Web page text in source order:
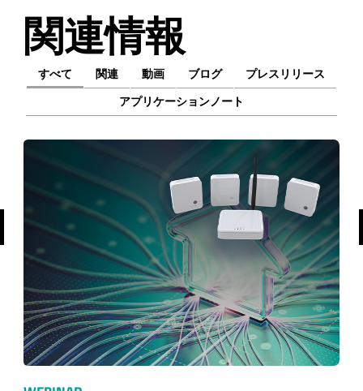
関連情報
すべて 関連 動画 ブログ
プレスリリース
アプリケーションノート